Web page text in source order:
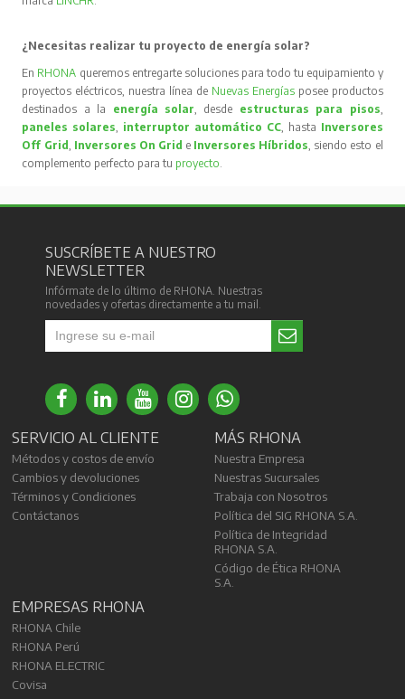
¿Necesitas realizar tu proyecto de energía solar?
En RHONA queremos entregarte soluciones para todo tu equipamiento y
proyectos eléctricos, nuestra línea de Nuevas Energíasposee productos
destinados a la energía solar, desde estructuras para pisos,
paneles solares, interruptor automático CC, hasta Inversores
Off Grid, Inversores On Grid e Inversores Híbridos, siendo esto el
complemento perfecto para tu proyecto.
SUSCRÍBETE A NUESTRO
NEWSLETTER
Infórmate de lo último de RHONA. Nuestras
novedades y ofertas directamente a tu mail.
SERVICIO AL CLIENTE
Métodos y costos de envío
Cambios y devoluciones
Términos y Condiciones
Contáctanos
MÁS RHONA
Nuestra Empresa
Nuestras Sucursales
Trabaja con Nosotros
Política del SIG RHONA S.A.
Política de Integridad
RHONA S.A.
Código de Ética RHONA
S.A.
EMPRESAS RHONA
RHONA Chile
RHONA Perú
RHONA ELECTRIC
Covisa